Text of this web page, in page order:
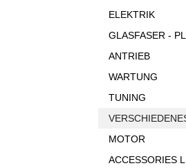
ELEKTRIK
GLASFASER -
ANTRIEB
WARTUNG
TUNING
MOTOR
ACCESSORIES